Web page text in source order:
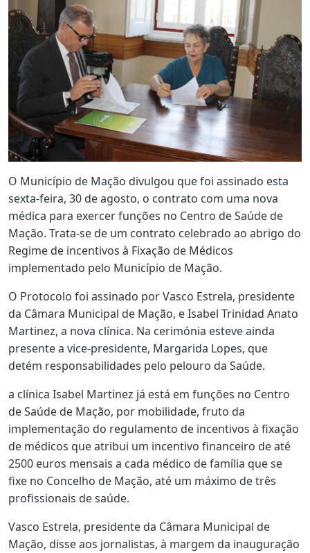
O Município de Mação divulgou que foi assinado esta
sexta-feira, 30 de agosto, o contrato com uma nova
médica para exercer funções no Centro de Saúde de
Mação. Trata-se de um contrato celebrado ao abrigo do
Regime de incentivos à Fixação de Médicos
implementado pelo Município de Mação.
O Protocolo foi assinado por Vasco Estrela, presidente
da Câmara Municipal de Mação, e Isabel Trinidad Anato
Martinez, a nova clínica. Na cerimónia esteve ainda
presente a vice-presidente, Margarida Lopes, que
detém responsabilidades pelo pelouro da Saúde.
a clínica Isabel Martinez já está em funções no Centro
de Saúde de Mação, por mobilidade, fruto da
implementação do regulamento de incentivos à fixação
de médicos que atribui um incentivo financeiro de até
2500 euros mensais a cada médico de família que se
fixe no Concelho de Mação, até um máximo de três
profissionais de saúde.
Vasco Estrela, presidente da Câmara Municipal de
Mação, disse aos jornalistas, à margem da inauguração